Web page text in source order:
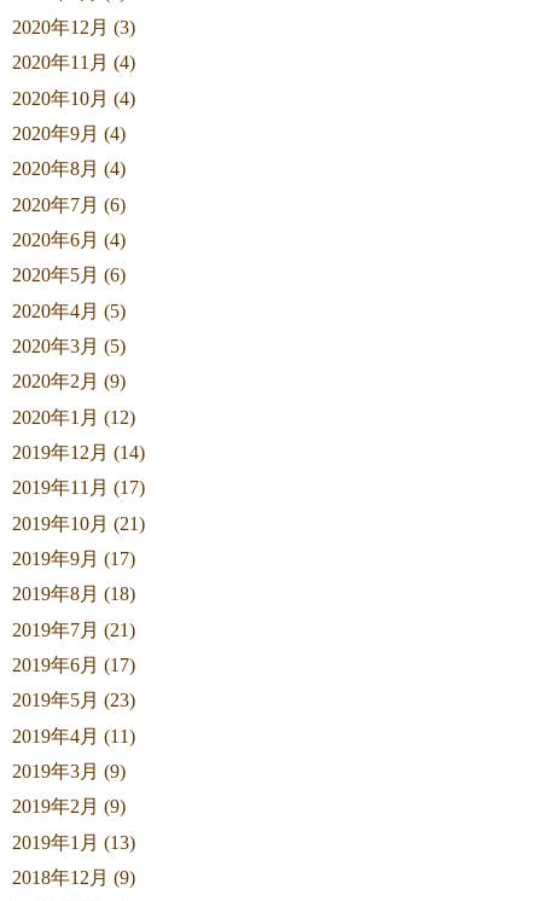
2020年12月 (3)
2020年11月 (4)
2020年10月 (4)
2020年9月 (4)
2020年8月 (4)
2020年7月 (6)
2020年6月 (4)
2020年5月 (6)
2020年4月 (5)
2020年3月 (5)
2020年2月 (9)
2020年1月 (12)
2019年12月 (14)
2019年11月 (17)
2019年10月 (21)
2019年9月 (17)
2019年8月 (18)
2019年7月 (21)
2019年6月 (17)
2019年5月 (23)
2019年4月 (11)
2019年3月 (9)
2019年2月 (9)
2019年1月 (13)
2018年12月 (9)